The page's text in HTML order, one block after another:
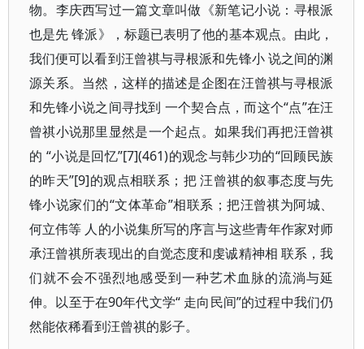
物。李庆西写过一篇文章叫做《新笔记小说：寻根派
也是先 锋派》，标题已表明了他的基本观点。由此，
我们便可以看到汪曾祺与寻根派和先锋小 说之间的渊
源关系。当然，这样的描述是企图在汪曾祺与寻根派
和先锋小说之间寻找到 一个契合点，而这个“点”在汪
曾祺小说那里显然是一个起点。如果我们再把汪曾祺
的 “小说是回忆”[7](461)的观念与韩少功的“回顾民族
的昨天”[9]的观点相联系；把 汪曾祺的叙事态度与先
锋小说家们的“文体革命”相联系；把汪曾祺为阿城、
何立伟等 人的小说集所写的序言与这些青年作家对师
承汪曾祺所表现出的自觉态度和虔诚精神相 联系，我
们就不会不强烈地感受到一种艺术血脉的流淌与延
伸。以至于在90年代文学“ 走向民间”的过程中我们仍
然能依稀看到汪曾祺的影子。